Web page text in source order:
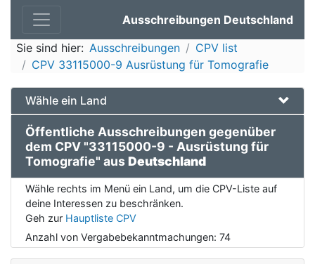
Ausschreibungen Deutschland
Sie sind hier: Ausschreibungen
CPV list
CPV 33115000-9 Ausrüstung für Tomografie
Wähle ein Land
Öffentliche Ausschreibungen gegenüber
dem CPV "33115000-9 - Ausrüstung für
Tomografie" ausDeutschland
Wähle rechts im Menü ein Land, um die CPV-Liste auf
deine Interessen zu beschränken.
Geh zur Hauptliste CPV
Anzahl von Vergabebekanntmachungen: 74